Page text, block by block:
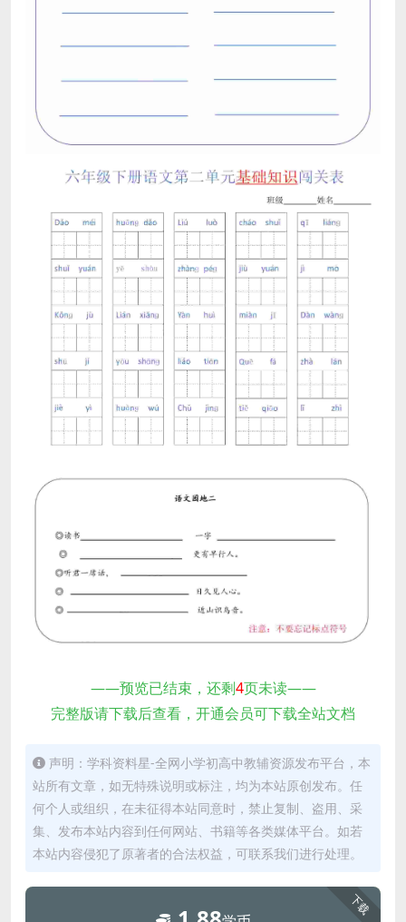
——预览已结束，还剩4页未读——
完整版请下载后查看，开通会员可下载全站文档
声明：学科资料星-全网小学初高中教辅资源发布平台，本
站所有文章，如无特殊说明或标注，均为本站原创发布。任
何个人或组织，在未征得本站同意时，禁止复制、盗用、采
集、发布本站内容到任何网站、书籍等各类媒体平台。如若
本站内容侵犯了原著者的合法权益，可联系我们进行处理。
下载